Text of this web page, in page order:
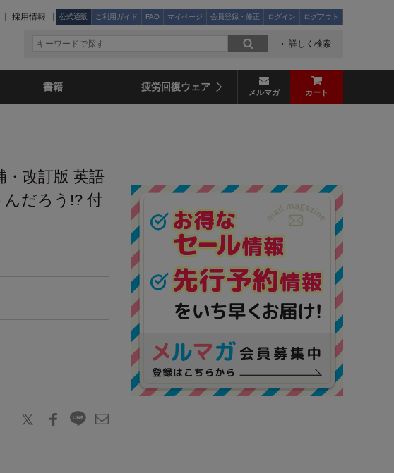
採用情報 公式通販 ご利用ガイド FAQ マイページ 会員登録・修正 ログイン ログアウト
詳しく検索
書籍 疲労回復ウェア メルマガ カート
改訂版 英語
んだろう!? 付